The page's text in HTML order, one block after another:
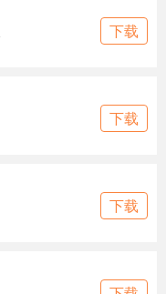
下载
下载
下载